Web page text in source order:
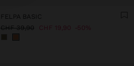
FELPA BASIC
CHF 39,90 CHF 19,90 50%